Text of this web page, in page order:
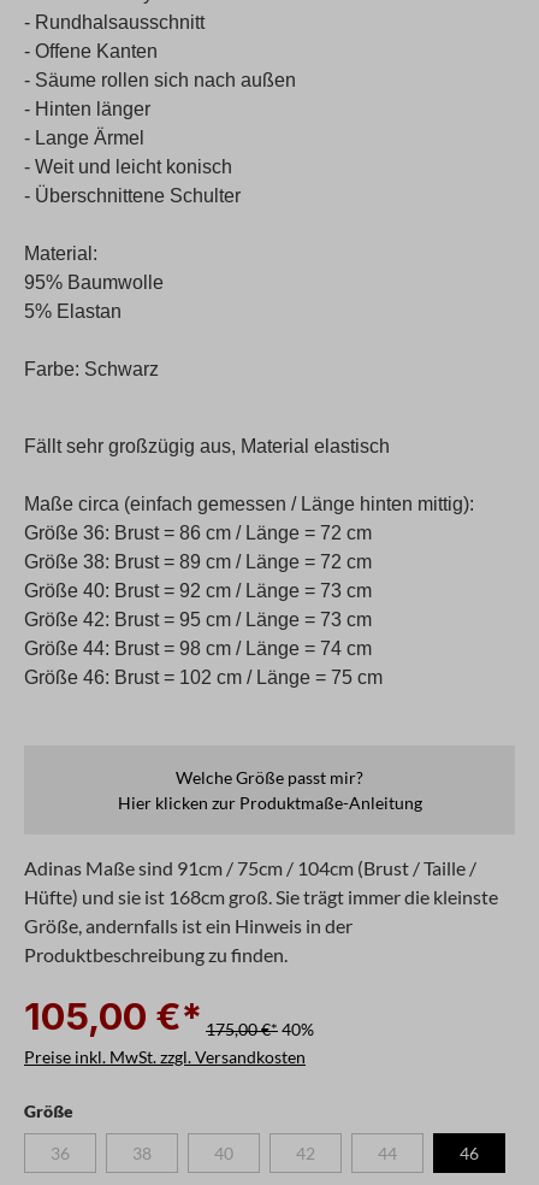
- Rundhalsausschnitt
- Offene Kanten
- Säume rollen sich nach außen
- Hinten länger
- Lange Ärmel
- Weit und leicht konisch
- Überschnittene Schulter
Material:
95% Baumwolle
5% Elastan
Farbe: Schwarz
Fällt sehr großzügig aus, Material elastisch
Maße circa (einfach gemessen / Länge hinten mittig):
Größe 36: Brust = 86 cm / Länge = 72 cm
Größe 38: Brust = 89 cm / Länge = 72 cm
Größe 40: Brust = 92 cm / Länge = 73 cm
Größe 42: Brust = 95 cm / Länge = 73 cm
Größe 44: Brust = 98 cm / Länge = 74 cm
Größe 46: Brust = 102 cm / Länge = 75 cm
Welche Größe passt mir?
Hier klicken zur Produktmaße-Anleitung
Adinas Maße sind 91cm / 75cm / 104cm (Brust / Taille /
Hüfte) und sie ist 168cm groß. Sie trägt immer die kleinste
Größe, andernfalls ist ein Hinweis in der
Produktbeschreibung zu finden.
105,00 €* 175,00 €*40%
Preise inkl. MwSt. zzgl. Versandkosten
Größeauswählen
36(Diese Option ist zurzeit nicht verfügbar.)
38(Diese Option ist zurzeit nicht verfügbar.)
40(Diese Option ist zurzeit nicht verfügbar.)
42(Diese Option ist zurzeit nicht
44(Diese Option ist
46